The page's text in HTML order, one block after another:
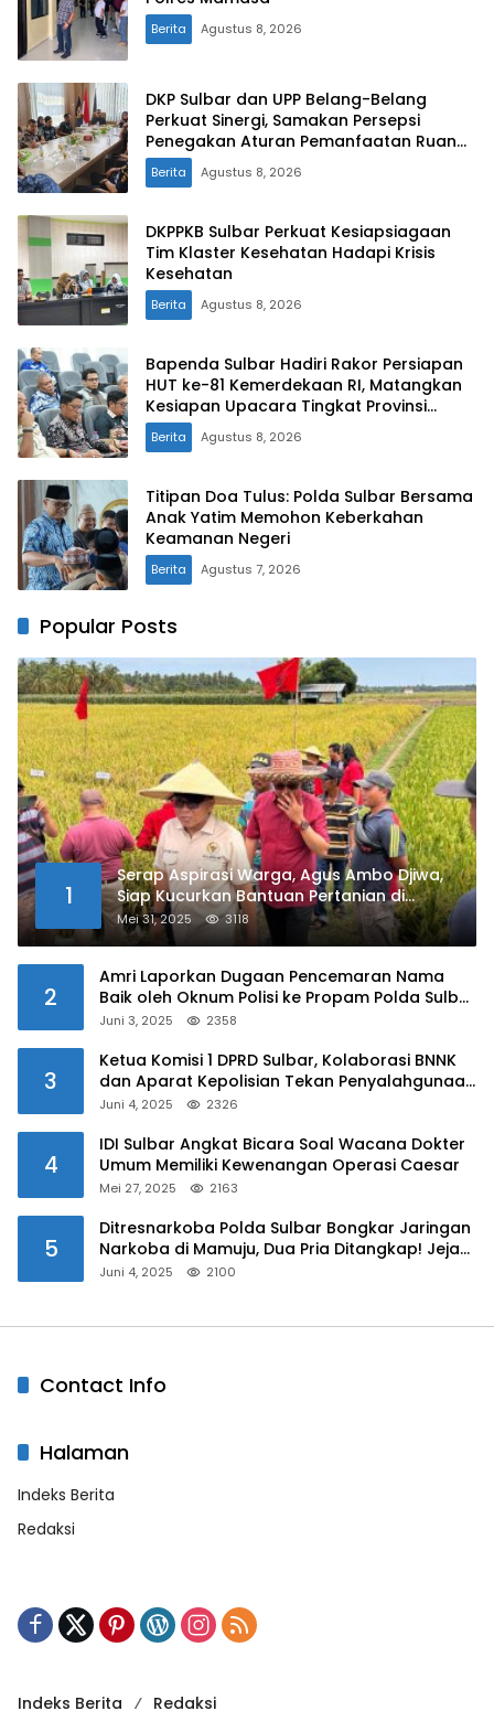
Berita Agustus 8, 2026
DKP Sulbar dan UPP Belang-Belang
Perkuat Sinergi, Samakan Persepsi
Penegakan Aturan Pemanfaatan Ruang
Laut
Berita Agustus 8, 2026
DKPPKB Sulbar Perkuat Kesiapsiagaan
Tim Klaster Kesehatan Hadapi Krisis
Kesehatan
Berita Agustus 8, 2026
Bapenda Sulbar Hadiri Rakor Persiapan
HUT ke-81 Kemerdekaan RI, Matangkan
Kesiapan Upacara Tingkat Provinsi
Sulawesi Barat
Berita Agustus 8, 2026
Titipan Doa Tulus: Polda Sulbar Bersama
Anak Yatim Memohon Keberkahan
Keamanan Negeri
Berita Agustus 7, 2026
Popular Posts
1
Serap Aspirasi Warga, Agus Ambo Djiwa,
Siap Kucurkan Bantuan Pertanian di
Kalukku
Mei 31, 2025 3118
2
Amri Laporkan Dugaan Pencemaran Nama
Baik oleh Oknum Polisi ke Propam Polda Sulbar
Juni 3, 2025 2358
3
Ketua Komisi 1 DPRD Sulbar, Kolaborasi BNNK
dan Aparat Kepolisian Tekan Penyalahgunaan
Juni 4, 2025 2326
4
IDI Sulbar Angkat Bicara Soal Wacana Dokter
Umum Memiliki Kewenangan Operasi Caesar
Mei 27, 2025 2163
5
Ditresnarkoba Polda Sulbar Bongkar Jaringan
Narkoba di Mamuju, Dua Pria Ditangkap! Jejak
Juni 4, 2025 2100
Contact Info
Halaman
Indeks Berita
Redaksi
Indeks Berita Redaksi